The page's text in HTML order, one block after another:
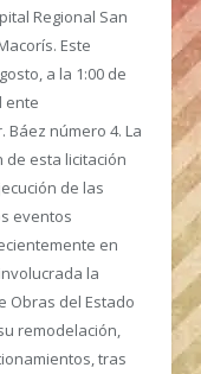
Regional San
Este
a la 1:00 de
ente
Báez número 4. La
esta licitación
de las
eventos
en
la
Obras del Estado
remodelación,
tras